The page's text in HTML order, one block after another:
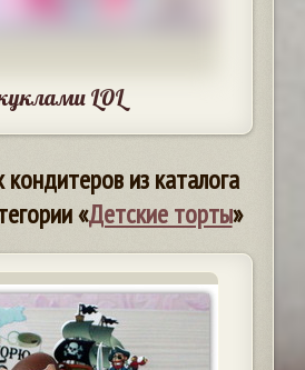
LOL
из каталога
«Детские торты»